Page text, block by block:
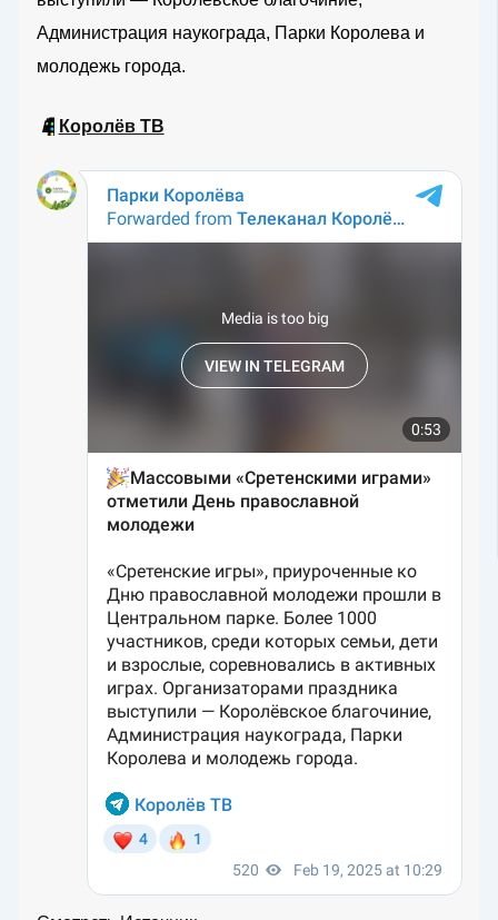
Администрация наукограда, Парки Королева и
молодежь города.
📱 Королёв ТВ